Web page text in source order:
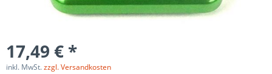
17,49 € *
inkl. MwSt.zzgl. Versandkosten